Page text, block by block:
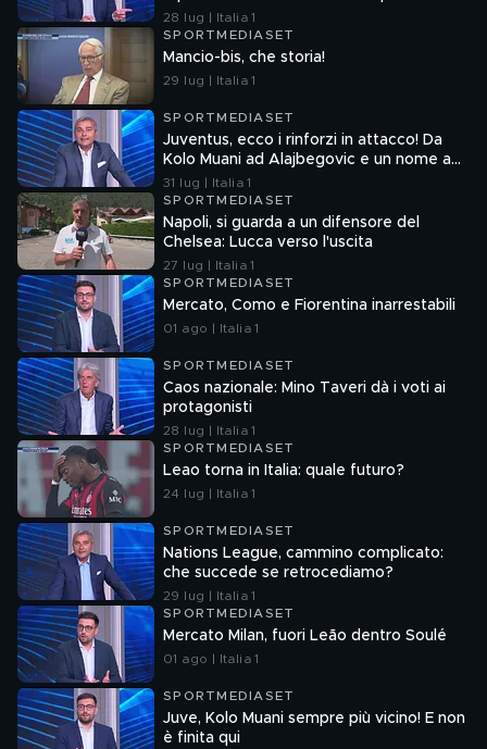
l'attacco
28 lug | Italia 1
SPORTMEDIASET
Mancio-bis, che storia!
29 lug | Italia 1
SPORTMEDIASET
Juventus, ecco i rinforzi in attacco! Da
Kolo Muani ad Alajbegovic e un nome a
sorpresa
31 lug | Italia 1
SPORTMEDIASET
Napoli, si guarda a un difensore del
Chelsea: Lucca verso l'uscita
27 lug | Italia 1
SPORTMEDIASET
Mercato, Como e Fiorentina inarrestabili
01 ago | Italia 1
SPORTMEDIASET
Caos nazionale: Mino Taveri dà i voti ai
protagonisti
28 lug | Italia 1
SPORTMEDIASET
Leao torna in Italia: quale futuro?
24 lug | Italia 1
SPORTMEDIASET
Nations League, cammino complicato:
che succede se retrocediamo?
29 lug | Italia 1
SPORTMEDIASET
Mercato Milan, fuori Leão dentro Soulé
01 ago | Italia 1
SPORTMEDIASET
Juve, Kolo Muani sempre più vicino! E non
è finita qui